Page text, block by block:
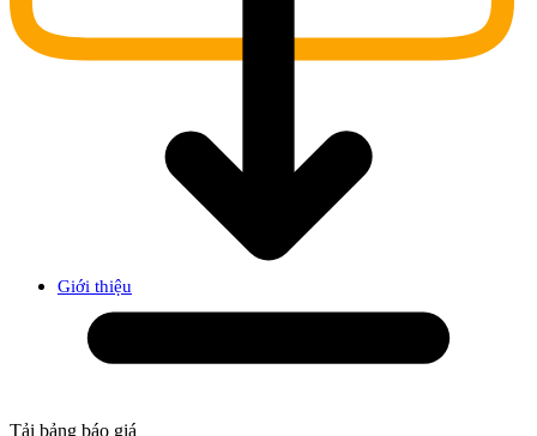
Giới thiệu
Tải bảng báo giá